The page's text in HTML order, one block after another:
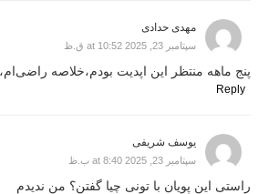
مهدی حدادی
سپتامبر 23, 2025 at 10:52 ق.ظ
پنج ماهه منتظر این اپدیت بودم،خلاصه
Reply
یوسف شریفی
سپتامبر 23, 2025 at 8:40 ب.ظ
راستی این پویان با تونی چیا گفتن؟ من ندیدم